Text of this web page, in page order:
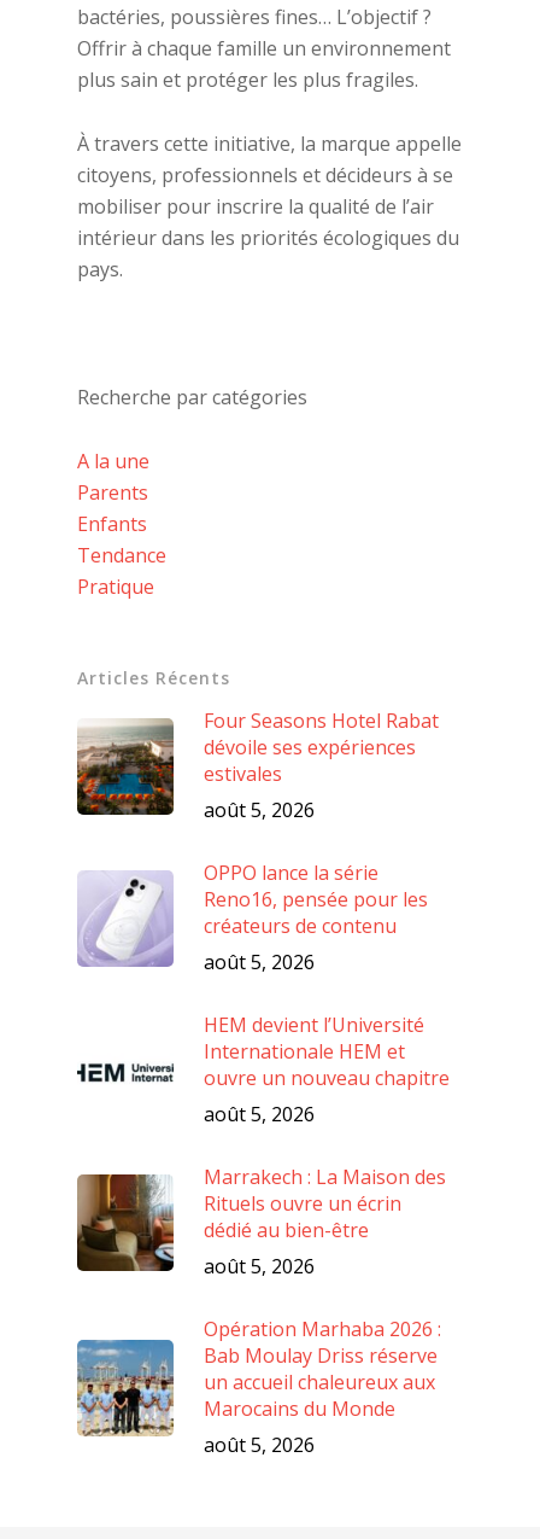
bactéries, poussières fines… L’objectif ?
Offrir à chaque famille un environnement
plus sain et protéger les plus fragiles.
À travers cette initiative, la marque appelle
citoyens, professionnels et décideurs à se
mobiliser pour inscrire la qualité de l’air
intérieur dans les priorités écologiques du
pays.
Recherche par catégories
A la une
Parents
Enfants
Tendance
Pratique
Articles Récents
Four Seasons Hotel Rabat
dévoile ses expériences
estivales
août 5, 2026
OPPO lance la série
Reno16, pensée pour les
créateurs de contenu
août 5, 2026
HEM devient l’Université
Internationale HEM et
ouvre un nouveau chapitre
août 5, 2026
Marrakech : La Maison des
Rituels ouvre un écrin
dédié au bien-être
août 5, 2026
Opération Marhaba 2026 :
Bab Moulay Driss réserve
un accueil chaleureux aux
Marocains du Monde
août 5, 2026